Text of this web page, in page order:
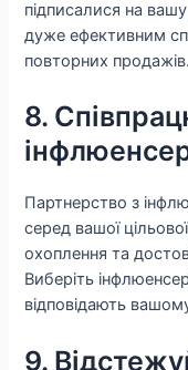
підписалися на
дуже ефективним
повторних продажів.
8.
Партнерство з
серед вашої
охоплення та
Виберіть
відповідають
9.